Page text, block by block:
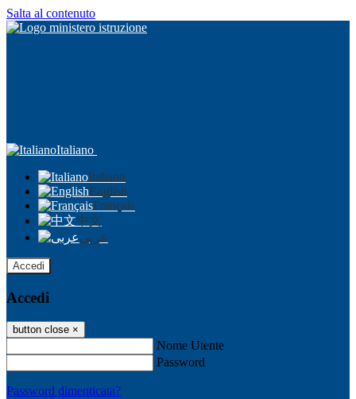
Salta al contenuto
Italiano
Italiano
English
Français
中文
عربى
Accedi
Accedi
button close ×
Nome Utente
Password
Password dimenticata?